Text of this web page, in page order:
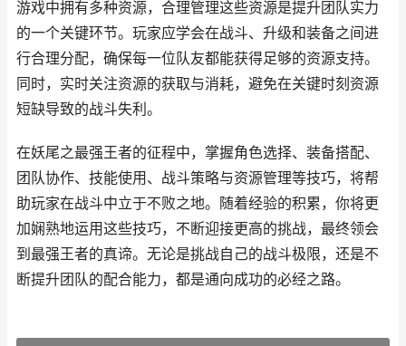
游戏中拥有多种资源，合理管理这些资源是提升团队实力
的一个关键环节。玩家应学会在战斗、升级和装备之间进
行合理分配，确保每一位队友都能获得足够的资源支持。
同时，实时关注资源的获取与消耗，避免在关键时刻资源
短缺导致的战斗失利。
在妖尾之最强王者的征程中，掌握角色选择、装备搭配、
团队协作、技能使用、战斗策略与资源管理等技巧，将帮
助玩家在战斗中立于不败之地。随着经验的积累，你将更
加娴熟地运用这些技巧，不断迎接更高的挑战，最终领会
到最强王者的真谛。无论是挑战自己的战斗极限，还是不
断提升团队的配合能力，都是通向成功的必经之路。